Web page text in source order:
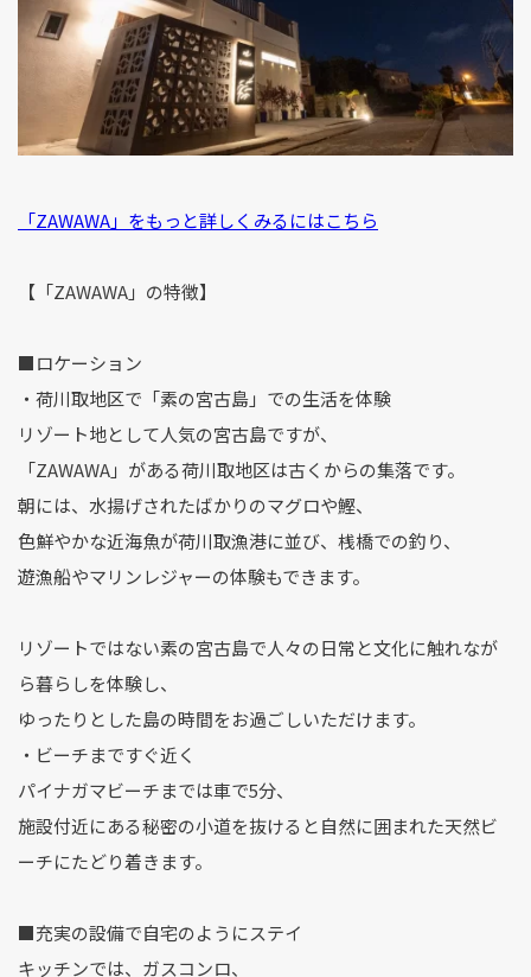
「ZAWAWA」をもっと詳しくみるにはこちら
【「ZAWAWA」の特徴】
■ロケーション
・荷川取地区で「素の宮古島」での生活を体験
リゾート地として人気の宮古島ですが、
「ZAWAWA」がある荷川取地区は古くからの集落です。
朝には、水揚げされたばかりのマグロや鰹、
色鮮やかな近海魚が荷川取漁港に並び、桟橋での釣り、
遊漁船やマリンレジャーの体験もできます。
リゾートではない素の宮古島で人々の日常と文化に触れなが
ら暮らしを体験し、
ゆったりとした島の時間をお過ごしいただけます。
・ビーチまですぐ近く
パイナガマビーチまでは車で5分、
施設付近にある秘密の小道を抜けると自然に囲まれた天然ビ
ーチにたどり着きます。
■充実の設備で自宅のようにステイ
キッチンでは、ガスコンロ、